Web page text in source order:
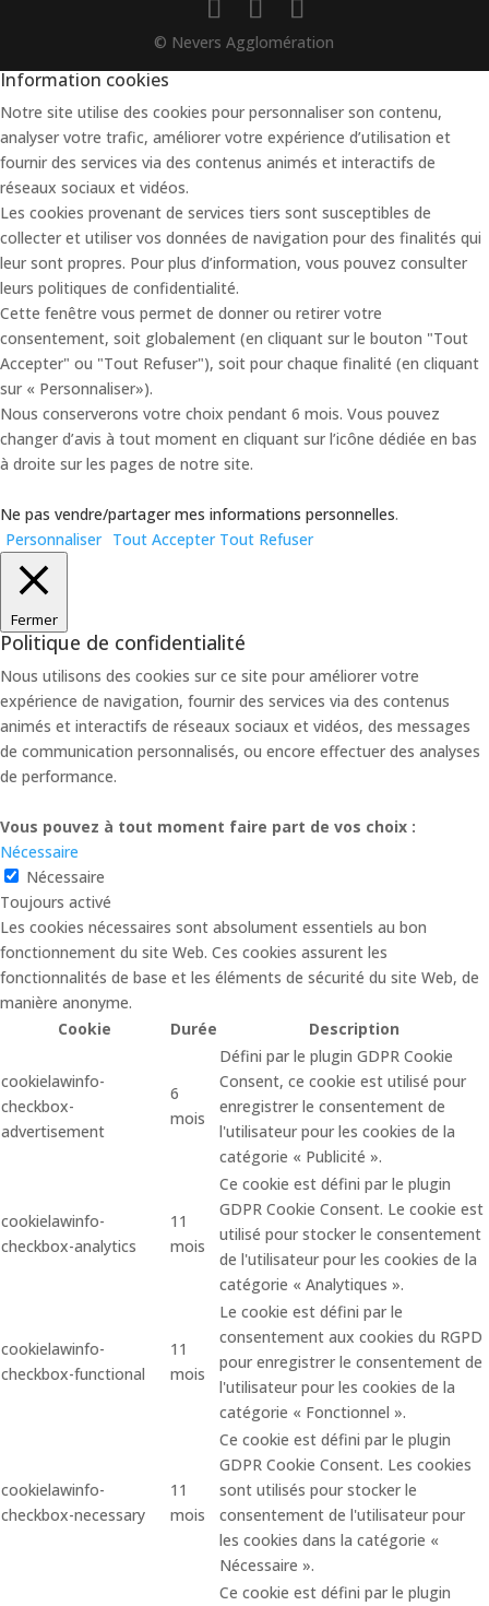
© Nevers Agglomération
Information cookies
Notre site utilise des cookies pour personnaliser son contenu,
analyser votre trafic, améliorer votre expérience d’utilisation et
fournir des services via des contenus animés et interactifs de
réseaux sociaux et vidéos.
Les cookies provenant de services tiers sont susceptibles de
collecter et utiliser vos données de navigation pour des finalités qui
leur sont propres. Pour plus d’information, vous pouvez consulter
leurs politiques de confidentialité.
Cette fenêtre vous permet de donner ou retirer votre
consentement, soit globalement (en cliquant sur le bouton "Tout
Accepter" ou "Tout Refuser"), soit pour chaque finalité (en cliquant
sur « Personnaliser»).
Nous conserverons votre choix pendant 6 mois. Vous pouvez
changer d’avis à tout moment en cliquant sur l’icône dédiée en bas
à droite sur les pages de notre site.
Ne pas vendre/partager mes informations personnelles.
Personnaliser Tout Accepter Tout Refuser
Fermer
Politique de confidentialité
Nous utilisons des cookies sur ce site pour améliorer votre
expérience de navigation, fournir des services via des contenus
animés et interactifs de réseaux sociaux et vidéos, des messages
de communication personnalisés, ou encore effectuer des analyses
de performance.
Vous pouvez à tout moment faire part de vos choix :
Nécessaire
Nécessaire
Toujours activé
Les cookies nécessaires sont absolument essentiels au bon
fonctionnement du site Web. Ces cookies assurent les
fonctionnalités de base et les éléments de sécurité du site Web, de
manière anonyme.
Cookie
Durée Description
cookielawinfo-
checkbox-
advertisement
6
mois
Défini par le plugin GDPR Cookie
Consent, ce cookie est utilisé pour
enregistrer le consentement de
l'utilisateur pour les cookies de la
catégorie « Publicité ».
cookielawinfo-
checkbox-analytics
11
mois
Ce cookie est défini par le plugin
GDPR Cookie Consent. Le cookie est
utilisé pour stocker le consentement
de l'utilisateur pour les cookies de la
catégorie « Analytiques ».
cookielawinfo-
checkbox-functional
11
mois
Le cookie est défini par le
consentement aux cookies du RGPD
pour enregistrer le consentement de
l'utilisateur pour les cookies de la
catégorie « Fonctionnel ».
cookielawinfo-
checkbox-necessary
11
mois
Ce cookie est défini par le plugin
GDPR Cookie Consent. Les cookies
sont utilisés pour stocker le
consentement de l'utilisateur pour
les cookies dans la catégorie «
Nécessaire ».
Ce cookie est défini par le plugin